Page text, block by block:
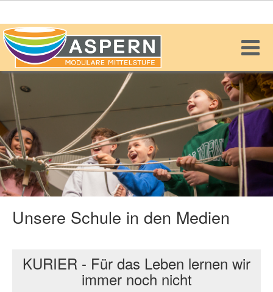
Unsere Schule in den Medien
KURIER - Für das Leben lernen wir
immer noch nicht